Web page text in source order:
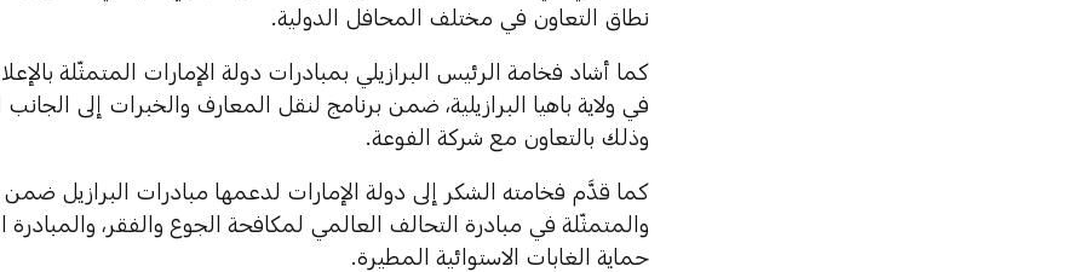
نطاق التعاون في مختلف المحافل الدولية.
في ولاية باهيا البرازيلية، ضمن برنامج لنقل المعارف والخبرات إلى
وذلك بالتعاون مع شركة الفوعة.
كما قدَّم فخامته الشكر إلى دولة الإمارات لدعمها مبادرات البرازيل
والمتمثّلة في مبادرة التحالف العالمي لمكافحة الجوع والفقر، والمبادرة
حماية الغابات الاستوائية المطيرة.